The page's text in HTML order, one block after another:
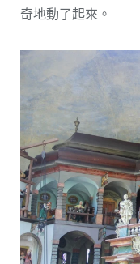
奇地動了起來。